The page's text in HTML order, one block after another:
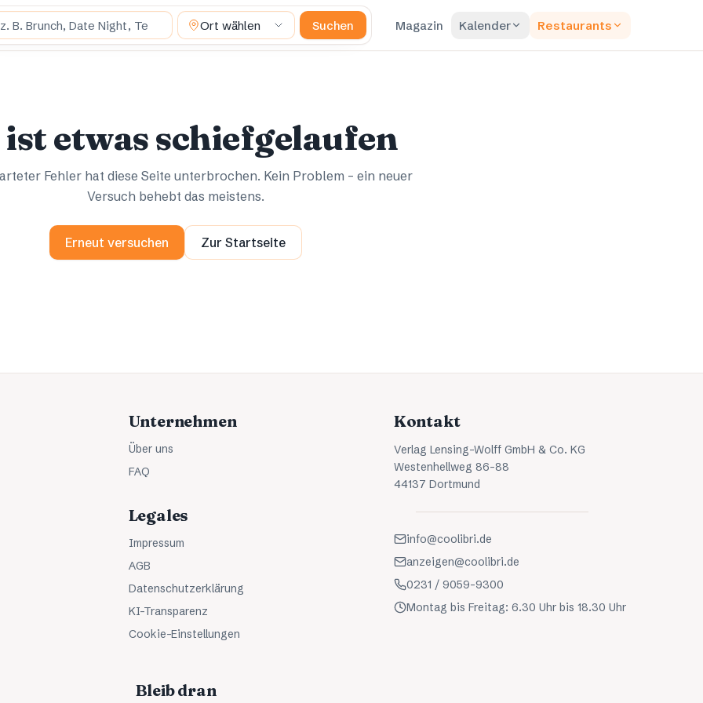
du? Ort wählen Suchen Magazin Kalender Restaurants
ist etwas schiefgelaufen
Fehler hat diese Seite unterbrochen. Kein Problem – ein neuer
Versuch behebt das meistens.
Erneut versuchen Zur Startseite
Unternehmen
Über uns
FAQ
Legales
Impressum
AGB
Datenschutzerklärung
KI-Transparenz
Cookie-Einstellungen
Kontakt
Verlag Lensing-Wolff GmbH & Co. KG
Westenhellweg 86-88
44137 Dortmund
info@coolibri.de
anzeigen@coolibri.de
0231 / 9059-9300
Montag bis Freitag: 6.30 Uhr bis 18.30 Uhr
Bleib dran